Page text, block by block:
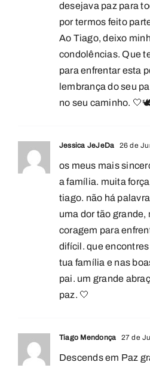
desejava paz para
por termos feito
Ao Tiago, deixo
condolências. Que
para enfrentar esta
lembrança do seu
no seu caminho.
Jessica JeJeDa 26 de
os meus mais
a família. muita
tiago. não há
uma dor tão
coragem para
difícil. que
tua família e nas
pai. um grande
paz. 🤍
Tiago Mendonça 27 de
Descends em Paz